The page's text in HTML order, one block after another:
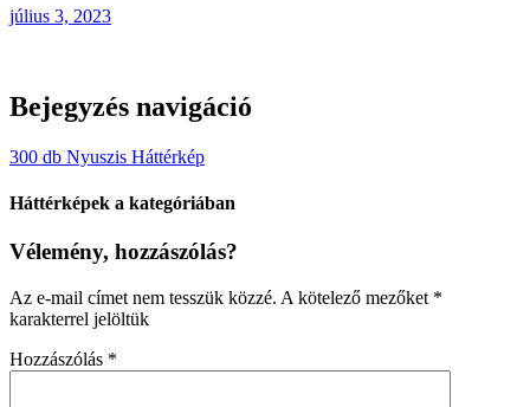
július 3, 2023
Bejegyzés navigáció
300 db Nyuszis Háttérkép
Háttérképek a kategóriában
Vélemény, hozzászólás?
Az e-mail címet nem tesszük közzé. A kötelező mezőket *
karakterrel jelöltük
Hozzászólás *